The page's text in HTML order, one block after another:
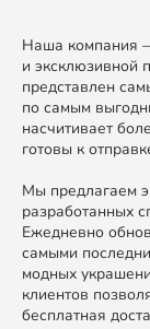
Наша компания
и эксклюзивной
представлен
по самым
насчитивает
готовы к
Мы предлагаем
разработанных
Ежедневно
самыми
модных
клиентов
бесплатная